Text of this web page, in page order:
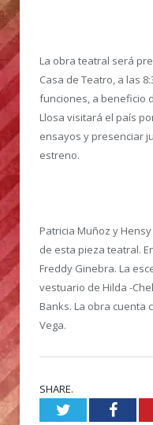
La obra teatral será
Casa de Teatro, a las
funciones, a beneficio
Llosa visitará el país
ensayos y presenciar
estreno.
Patricia Muñoz y
de esta pieza teatral.
Freddy Ginebra. La
vestuario de Hilda -
Banks. La obra cuenta
Vega.
SHARE.
Twitter